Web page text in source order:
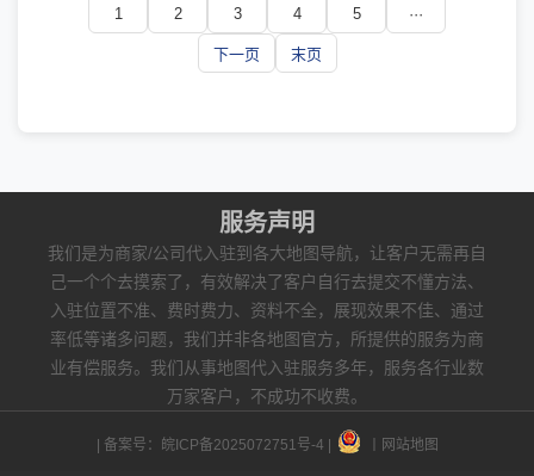
1 2 3 4 5 ···
下一页 末页
服务声明
我们是为商家/公司代入驻到各大地图导航，让客户无需再自
己一个个去摸索了，有效解决了客户自行去提交不懂方法、
入驻位置不准、费时费力、资料不全，展现效果不佳、通过
率低等诸多问题，我们并非各地图官方，所提供的服务为商
业有偿服务。我们从事地图代入驻服务多年，服务各行业数
万家客户，不成功不收费。
| 备案号： 皖ICP备2025072751号-4 网站地图